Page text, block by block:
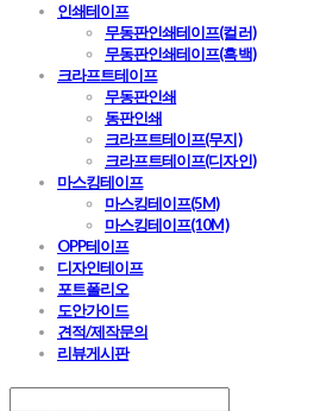
인쇄테이프
무동판인쇄테이프(컬러)
무동판인쇄테이프(흑백)
크라프트테이프
무동판인쇄
동판인쇄
크라프트테이프(무지)
크라프트테이프(디자인)
마스킹테이프
마스킹테이프(5M)
마스킹테이프(10M)
OPP테이프
디자인테이프
포트폴리오
도안가이드
견적/제작문의
리뷰게시판